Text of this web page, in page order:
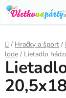
Prejsť
na
obsah
Domov
/ Hračky a šport /
lode / Lietadlo